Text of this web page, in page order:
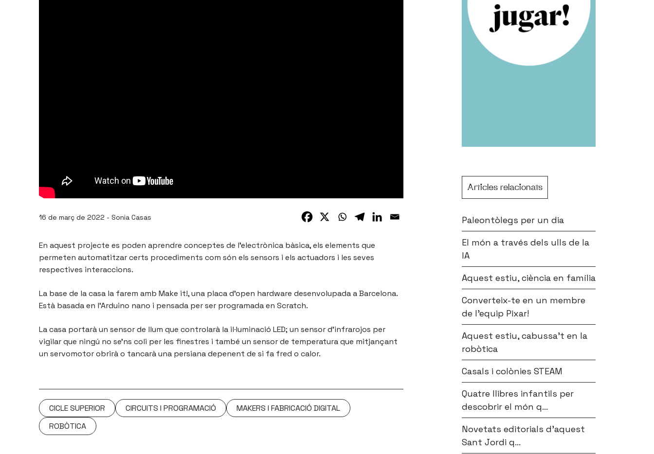
16 de març de 2022 - Sonia Casas
En aquest projecte es poden aprendre conceptes de l’electrònica bàsica, els elements que
permeten automatitzar certs procediments com són els sensors i els actuadors i les seves
respectives interaccions.
La base de la casa la farem amb Make it!, una placa d’open hardware desenvolupada a Barcelona.
Està basada en l’Arduino nano i pensada per ser programada en Scratch.
La casa portarà un sensor de llum que controlarà la il·luminació LED; un sensor d’infrarojos per
vigilar que ningú no se’ns coli per les finestres i també un sensor de temperatura que mitjançant
un servomotor obrirà o tancarà una persiana depenent de si fa fred o calor.
CICLE SUPERIOR CIRCUITS I PROGRAMACIÓ
MAKERS I FABRICACIÓ DIGITAL
ROBÒTICA
Articles relacionats
Paleontòlegs per un dia
El món a través dels ulls de la
IA
Aquest estiu, ciència en família
Converteix-te en un membre
de l’equip Pixar!
Aquest estiu, cabussa’t en la
robòtica
Casals i colònies STEAM
Quatre llibres infantils per
descobrir el món q...
Novetats editorials d’aquest
Sant Jordi q...